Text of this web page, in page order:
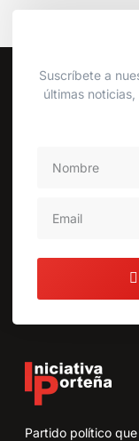
Suscríbete a
últimas
Partido político